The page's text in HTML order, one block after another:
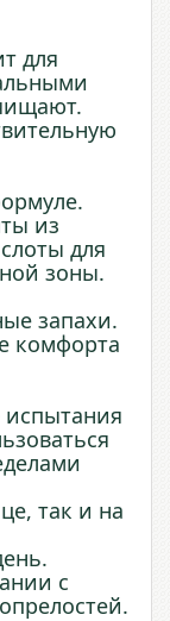
для
из
для
зоны.
запахи.
комфорта
так и на
с